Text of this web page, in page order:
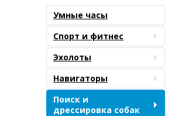
Умные часы
Спорт и фитнес
Эхолоты
Навигаторы
Поиск и
дрессировка собак